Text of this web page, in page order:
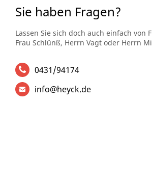
Sie haben Fragen?
Lassen Sie sich doch auch einfach von
Frau Schlünß, Herrn Vagt oder Herrn
0431/94174
info@heyck.de